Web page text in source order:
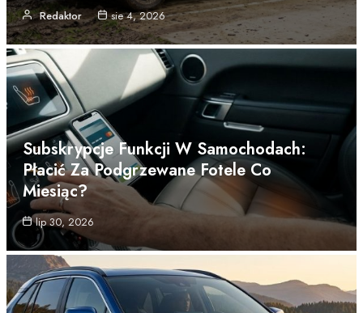
Redaktor sie 4, 2026
Subskrypcje Funkcji W Samochodach:
Płacić Za Podgrzewane Fotele Co
Miesiąc?
lip 30, 2026